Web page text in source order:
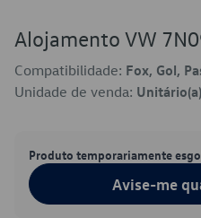
Alojamento VW
Compatibilidade: Fox, Gol,
Unidade de venda: Unitário(a)
Produto temporariamente
Avise-me